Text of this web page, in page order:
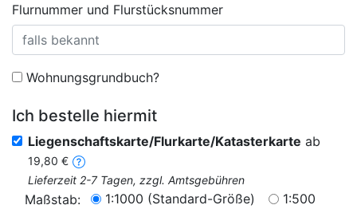
Flurnummer und Flurstücksnummer
Wohnungsgrundbuch?
Ich bestelle hiermit
Liegenschaftskarte/Flurkarte/Katasterkarte ab
19,80 €
Lieferzeit 2-7 Tagen, zzgl. Amtsgebühren
Maßstab: 1:1000 (Standard-Größe)
1:500